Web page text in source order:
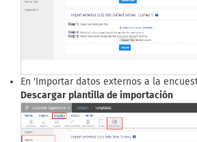
En 'Importar datos externos a la
Descargar plantilla de importación